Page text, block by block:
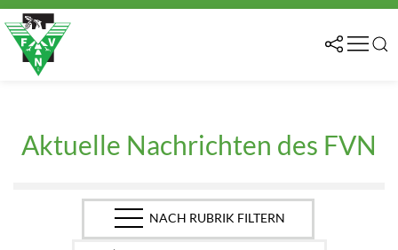
Aktuelle Nachrichten des FVN
NACH RUBRIK FILTERN